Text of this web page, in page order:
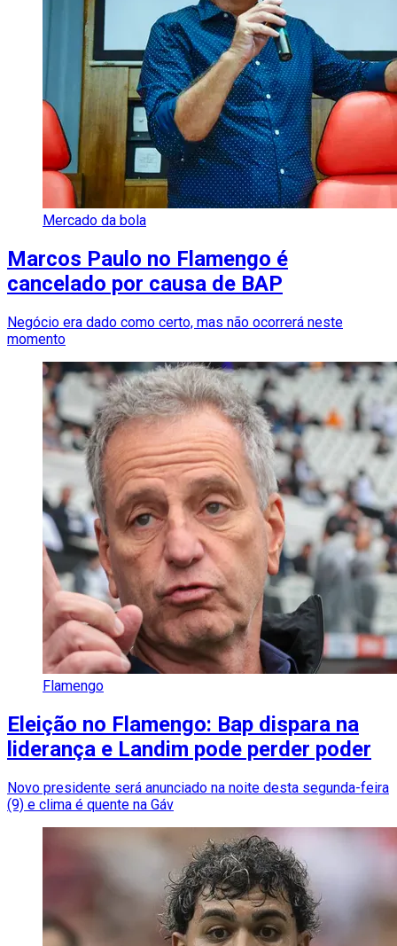
Mercado da bola
Marcos Paulo no Flamengo é
cancelado por causa de BAP
Negócio era dado como certo, mas não ocorrerá neste
momento
Flamengo
Eleição no Flamengo: Bap dispara na
liderança e Landim pode perder poder
Novo presidente será anunciado na noite desta segunda-feira
(9) e clima é quente na Gáv